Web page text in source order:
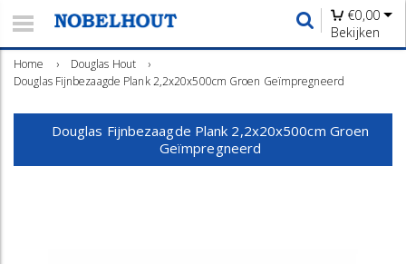
€0,00
Bekijken
Home › Douglas Hout
›
Douglas Fijnbezaagde Plank 2,2x20x500cm Groen Geïmpregneerd
Douglas Fijnbezaagde Plank 2,2x20x500cm Groen
Geïmpregneerd